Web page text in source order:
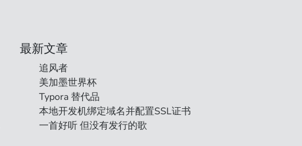
最新文章
追风者
美加墨世界杯
Typora 替代品
本地开发机绑定域名并配置SSL证书
一首好听 但没有发行的歌